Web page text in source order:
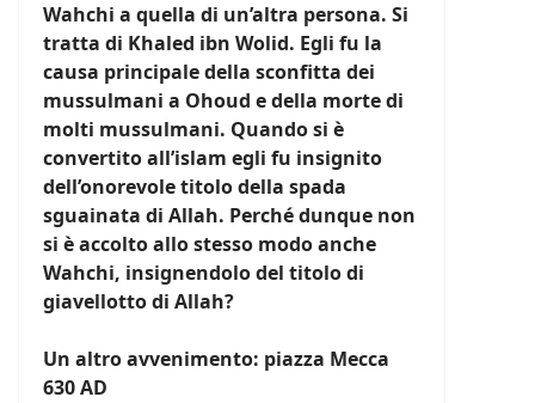
Wahchi a quella di un’altra persona. Si
tratta di Khaled ibn Wolid. Egli fu la
causa principale della sconfitta dei
mussulmani a Ohoud e della morte di
molti mussulmani. Quando si è
convertito all’islam egli fu insignito
dell’onorevole titolo della spada
sguainata di Allah. Perché dunque non
si è accolto allo stesso modo anche
Wahchi, insignendolo del titolo di
giavellotto di Allah?
Un altro avvenimento: piazza Mecca
630 AD